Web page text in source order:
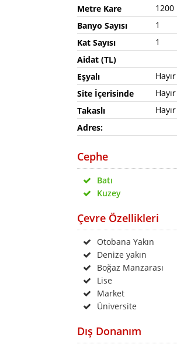
Metre Kare
1200
Banyo Sayısı
1
Kat Sayısı
1
Aidat (TL)
Eşyalı
Hayır
Site İçerisinde
Hayır
Takaslı
Hayır
Adres:
Cephe
Batı
Kuzey
Çevre Özellikleri
Otobana Yakın
Denize yakın
Boğaz Manzarası
Lise
Market
Üniversite
Dış Donanım